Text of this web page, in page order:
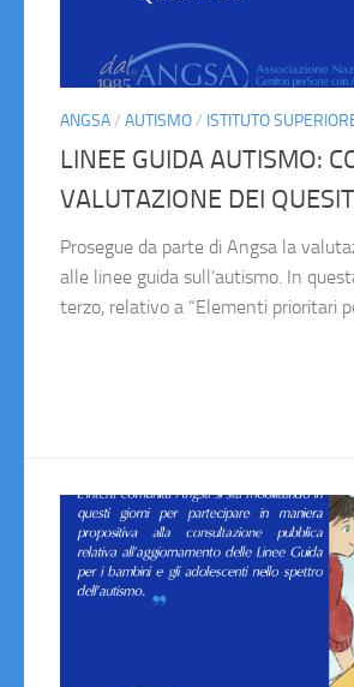
ANGSA/ AUTISMO/ ISTITUTO
LINEE GUIDA AUTISMO:
VALUTAZIONE DEI
Prosegue da parte di Angsa la
alle linee guida sull’autismo. In
terzo, relativo a “Elementi prioritari